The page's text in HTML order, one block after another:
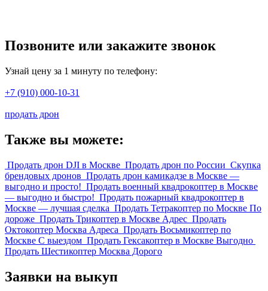
Позвоните или закажите звонок
Узнай цену за 1 минуту по телефону:
+7 (910) 000-10-31
продать дрон
Также вы можете:
Продать дрон DJI в Москве Продать дрон по России Скупка
брендовых дронов Продать дрон камикадзе в Москве —
выгодно и просто! Продать военный квадрокоптер в Москве
— выгодно и быстро! Продать пожарный квадрокоптер в
Москве — лучшая сделка Продать Тетракоптер по Москве По
дороже Продать Трикоптер в Москве Адрес Продать
Октокоптер Москва Адреса Продать Восьмикоптер по
Москве С выездом Продать Гексакоптер в Москве Выгодно
Продать Шестикоптер Москва Дорого
Заявки на выкуп